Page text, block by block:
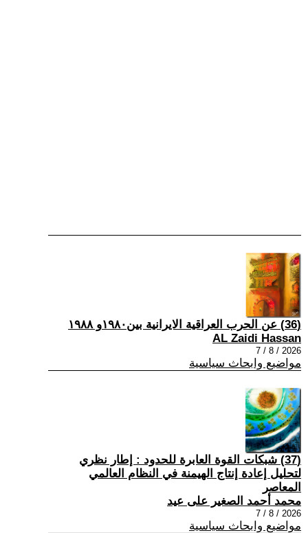
(36) عن الحرب العراقية الايرانية بين١٩٨٠و ١٩٨٨
AL Zaidi Hassan
2026 / 8 / 7
مواضيع وابحاث سياسية
(37) شبكات القوة العابرة للحدود : إطار نظري
لتحليل إعادة إنتاج الهيمنة في النظام العالمي
المعاصر
محمد أحمد الصغير على عيد
2026 / 8 / 7
مواضيع وابحاث سياسية